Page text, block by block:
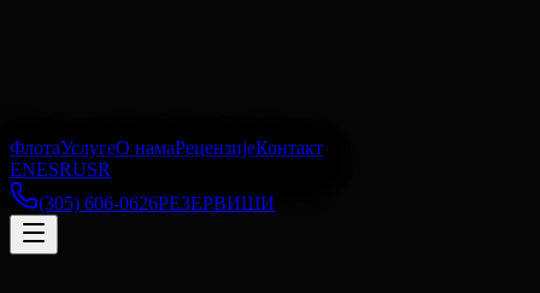
ФлотаУслугеО намаРецензијеКонтакт
ENESRUSR
(305) 606-0626РЕЗЕРВИШИ